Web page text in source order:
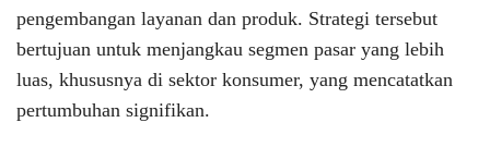
pengembangan layanan dan produk. Strategi tersebut
bertujuan untuk menjangkau segmen pasar yang lebih
luas, khususnya di sektor konsumer, yang mencatatkan
pertumbuhan signifikan.